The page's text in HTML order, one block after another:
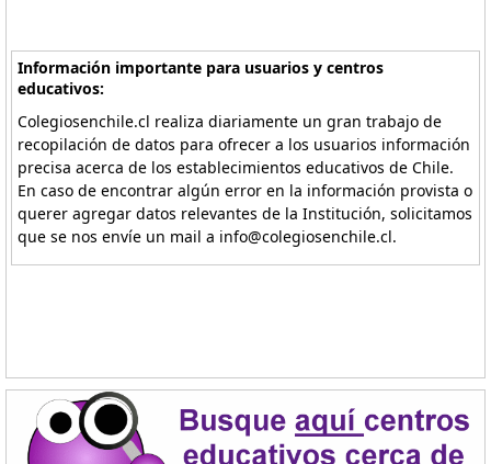
Información importante para usuarios y centros
educativos:
Colegiosenchile.cl realiza diariamente un gran trabajo de
recopilación de datos para ofrecer a los usuarios información
precisa acerca de los establecimientos educativos de Chile.
En caso de encontrar algún error en la información provista o
querer agregar datos relevantes de la Institución, solicitamos
que se nos envíe un mail a info@colegiosenchile.cl.